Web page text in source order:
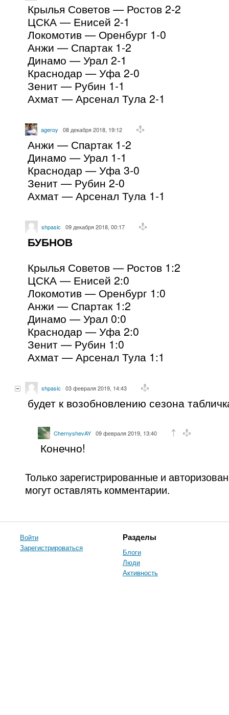
Крылья Советов — Ростов 2-2
ЦСКА — Енисей 2-1
Локомотив — Оренбург 1-0
Анжи — Спартак 1-2
Динамо — Урал 2-1
Краснодар — Уфа 2-0
Зенит — Рубин 1-1
Ахмат — Арсенал Тула 2-1
ageroy 08 декабря 2018, 19:12
Анжи — Спартак 1-2
Динамо — Урал 1-1
Краснодар — Уфа 3-0
Зенит — Рубин 2-0
Ахмат — Арсенал Тула 1-1
shpasic 09 декабря 2018, 00:17
БУБНОВ
Крылья Советов — Ростов 1:2
ЦСКА — Енисей 2:0
Локомотив — Оренбург 1:0
Анжи — Спартак 1:2
Динамо — Урал 0:0
Краснодар — Уфа 2:0
Зенит — Рубин 1:0
Ахмат — Арсенал Тула 1:1
shpasic 03 февраля 2019, 14:43
будет к возобновлению сезона
ChernyshevAY 09 февраля 2019, 13:40
Конечно!
Только зарегистрированные и
могут оставлять комментарии.
Войти
Зарегистрироваться
Разделы
Блоги
Люди
Активность